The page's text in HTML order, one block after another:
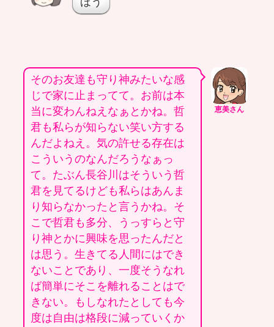
恵美さん
そのお友達も守り神みたいな感
じで家に止まってて。お前は本
当に変わんねえなぁとかね。哲
君も私らが知らない笑い方する
んだよねえ。気の許せる存在は
こういうのなんだろうなぁっ
て。たぶん長谷川はそういう哲
君を見てるけども私らはあんま
り知らなかったと言うかね。そ
こで哲君も多分、うっすらと守
り神とかに興味を思ったんだと
は思う。生きてる人間にはでき
ないことであり、一度そうなれ
ば簡単にそこを離れることはで
きない。もしなれたとしても今
度は自由は格段に減っていくか